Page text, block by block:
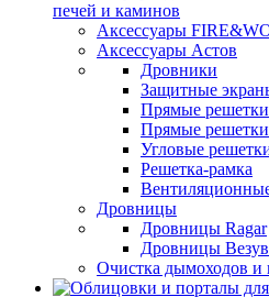
печей и каминов
Аксессуары
Аксессуары Астов
Дровники
Защитные
Прямые решетки
Прямые решетки
Угловые
Решетка-рамка
Дровницы
Дровницы Ragar
Дровницы
Очистка дымоходов и